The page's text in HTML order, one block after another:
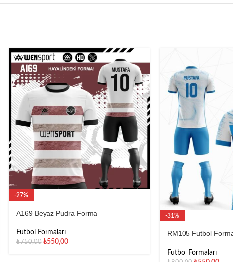
-27%
A169 Beyaz Pudra Forma
Futbol Formaları
₺750,00 ₺550,00
-31%
RM105 Futbol
Futbol Formaları